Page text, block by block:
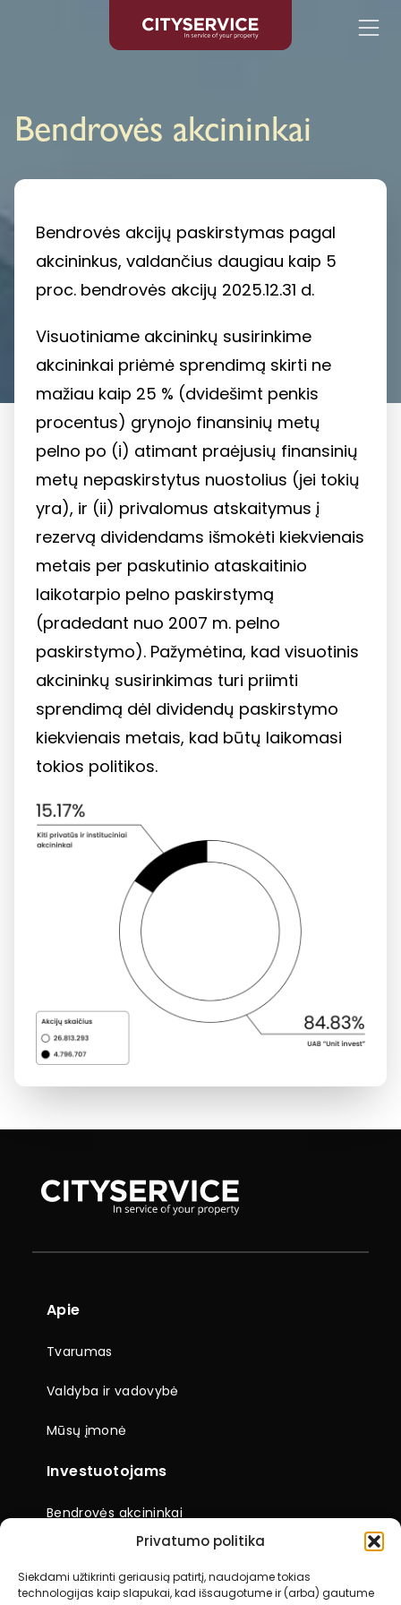
Privatumo politika
Siekdami užtikrinti geriausią patirtį, naudojame tokias
technologijas kaip slapukai, kad išsaugotume ir (arba) gautume
Bendrovės akcininkai
Bendrovės akcijų paskirstymas pagal
akcininkus, valdančius daugiau kaip 5
proc. bendrovės akcijų 2025.12.31 d.
Visuotiniame akcininkų susirinkime
akcininkai priėmė sprendimą skirti ne
mažiau kaip 25 % (dvidešimt penkis
procentus) grynojo finansinių metų
pelno po (i) atimant praėjusių finansinių
metų nepaskirstytus nuostolius (jei tokių
yra), ir (ii) privalomus atskaitymus į
rezervą dividendams išmokėti kiekvienais
metais per paskutinio ataskaitinio
laikotarpio pelno paskirstymą
(pradedant nuo 2007 m. pelno
paskirstymo). Pažymėtina, kad visuotinis
akcininkų susirinkimas turi priimti
sprendimą dėl dividendų paskirstymo
kiekvienais metais, kad būtų laikomasi
tokios politikos.
Apie
Tvarumas
Valdyba ir vadovybė
Mūsų įmonė
Investuotojams
Bendrovės akcininkai
Finansiniai rezultatai
Įmonės dokumentai Naujienos